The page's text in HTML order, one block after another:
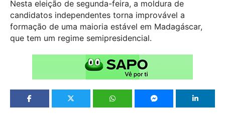
Nesta eleição de segunda-feira, a moldura de
candidatos independentes torna improvável a
formação de uma maioria estável em Madagáscar,
que tem um regime semipresidencial.